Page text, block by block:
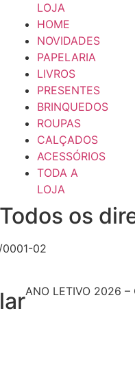
LOJA
HOME
NOVIDADES
PAPELARIA
LIVROS
PRESENTES
BRINQUEDOS
ROUPAS
CALÇADOS
ACESSÓRIOS
TODA A
LOJA
os
02
ANO LETIVO 2026 –